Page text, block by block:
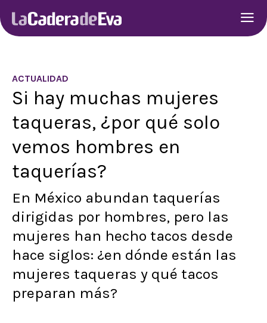
ACTUALIDAD
Si hay muchas mujeres
taqueras, ¿por qué solo
vemos hombres en
taquerías?
En México abundan taquerías
dirigidas por hombres, pero las
mujeres han hecho tacos desde
hace siglos: ¿en dónde están las
mujeres taqueras y qué tacos
preparan más?